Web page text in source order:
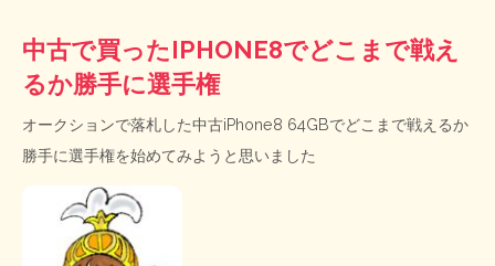
中古で買ったIPHONE8でどこまで戦え
るか勝手に選手権
オークションで落札した中古iPhone8 64GBでどこまで戦えるか
勝手に選手権を始めてみようと思いました